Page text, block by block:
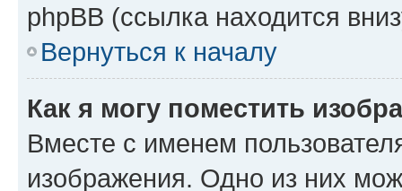
phpBB (ссылка находится
Вернуться к началу
Как я могу поместить
Вместе с именем
изображения. Одно из них